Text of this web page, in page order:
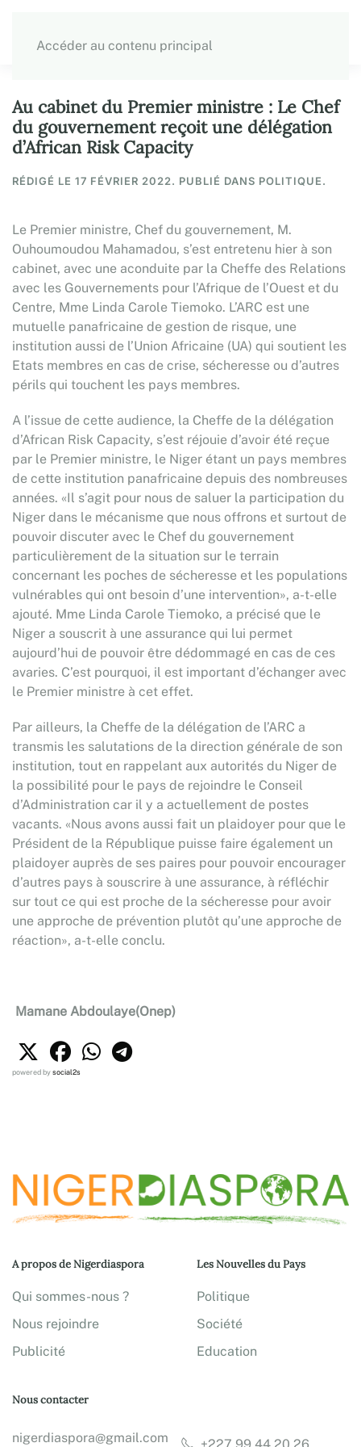
Accéder au contenu principal
Au cabinet du Premier ministre : Le Chef
du gouvernement reçoit une délégation
d’African Risk Capacity
RÉDIGÉ LE 17 FÉVRIER 2022. PUBLIÉ DANS POLITIQUE.
Le Premier ministre, Chef du gouvernement, M.
Ouhoumoudou Mahamadou, s’est entretenu hier à son
cabinet, avec une aconduite par la Cheffe des Relations
avec les Gouvernements pour l’Afrique de l’Ouest et du
Centre, Mme Linda Carole Tiemoko. L’ARC est une
mutuelle panafricaine de gestion de risque, une
institution aussi de l’Union Africaine (UA) qui soutient les
Etats membres en cas de crise, sécheresse ou d’autres
périls qui touchent les pays membres.
A l’issue de cette audience, la Cheffe de la délégation
d’African Risk Capacity, s’est réjouie d’avoir été reçue
par le Premier ministre, le Niger étant un pays membres
de cette institution panafricaine depuis des nombreuses
années. «Il s’agit pour nous de saluer la participation du
Niger dans le mécanisme que nous offrons et surtout de
pouvoir discuter avec le Chef du gouvernement
particulièrement de la situation sur le terrain
concernant les poches de sécheresse et les populations
vulnérables qui ont besoin d’une intervention», a-t-elle
ajouté. Mme Linda Carole Tiemoko, a précisé que le
Niger a souscrit à une assurance qui lui permet
aujourd’hui de pouvoir être dédommagé en cas de ces
avaries. C’est pourquoi, il est important d’échanger avec
le Premier ministre à cet effet.
Par ailleurs, la Cheffe de la délégation de l’ARC a
transmis les salutations de la direction générale de son
institution, tout en rappelant aux autorités du Niger de
la possibilité pour le pays de rejoindre le Conseil
d’Administration car il y a actuellement de postes
vacants. «Nous avons aussi fait un plaidoyer pour que le
Président de la République puisse faire également un
plaidoyer auprès de ses paires pour pouvoir encourager
d’autres pays à souscrire à une assurance, à réfléchir
sur tout ce qui est proche de la sécheresse pour avoir
une approche de prévention plutôt qu’une approche de
réaction», a-t-elle conclu.
Mamane Abdoulaye(Onep)
powered bysocial2s
A propos de Nigerdiaspora
Qui sommes-nous ?
Nous rejoindre
Publicité
Les Nouvelles du Pays
Politique
Société
Education
Nous contacter
nigerdiaspora@gmail.com